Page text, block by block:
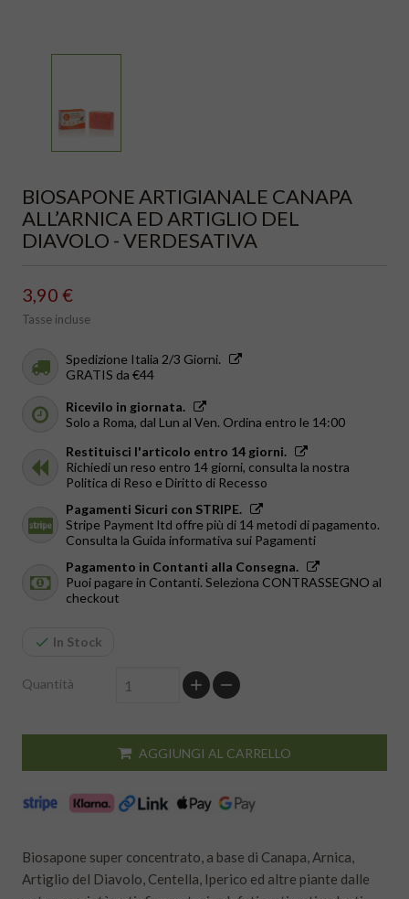
BIOSAPONE ARTIGIANALE CANAPA
ALL’ARNICA ED ARTIGLIO DEL
DIAVOLO - VERDESATIVA
3,90 €
Tasse incluse
Spedizione Italia 2/3 Giorni.
GRATIS da €44
Ricevilo in giornata.
Solo a Roma, dal Lun al Ven. Ordina entro le 14:00
Restituisci l'articolo entro 14 giorni.
Richiedi un reso entro 14 giorni, consulta la nostra
Politica di Reso e Diritto di Recesso
Pagamenti Sicuri con STRIPE.
Stripe Payment ltd offre più di 14 metodi di pagamento.
Consulta la Guida informativa sui Pagamenti
Pagamento in Contanti alla Consegna.
Puoi pagare in Contanti. Seleziona CONTRASSEGNO al
checkout
In Stock
Quantità
AGGIUNGI AL CARRELLO
Biosapone super concentrato, a base di Canapa, Arnica,
Artiglio del Diavolo, Centella, Iperico ed altre piante dalle